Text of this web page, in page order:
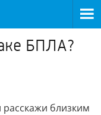
БПЛА?
близким